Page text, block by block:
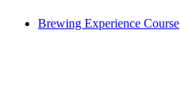
Brewing Experience Course